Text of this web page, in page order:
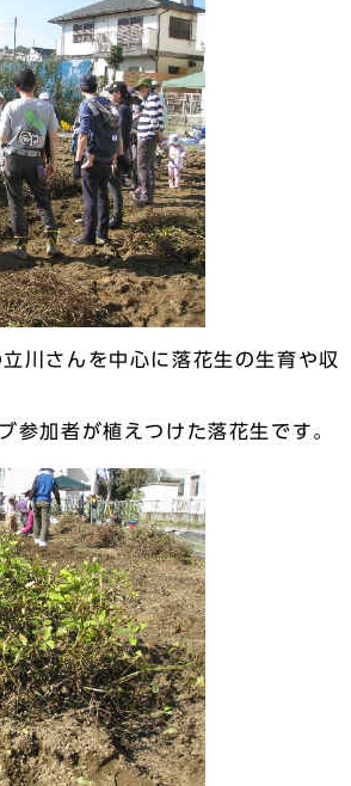
川さんを中心に落花生の生育や収
加者が植えつけた落花生です。